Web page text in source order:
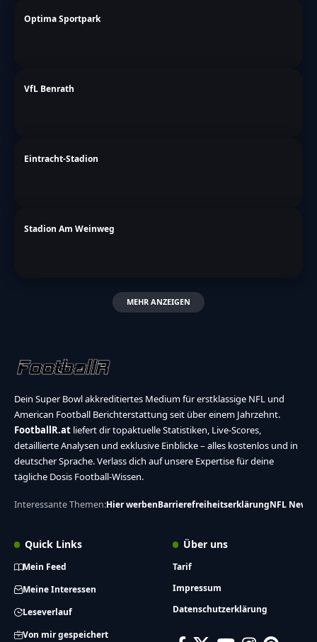
Optima Sportpark
VfL Benrath
Eintracht-Stadion
Stadion Am Weinweg
MEHR ANZEIGEN
Dein Super Bowl akkreditiertes Medium für erstklassige NFL und
American Football Berichterstattung seit über einem Jahrzehnt.
FootballR.at liefert dir topaktuelle Statistiken, Live-Scores,
detaillierte Analysen und exklusive Einblicke – alles kostenlos und in
deutscher Sprache. Verlass dich auf unsere Expertise für deine
tägliche Dosis Football-Wissen.
Interessante Themen:Hier werbenBarrierefreiheitserklärungNFL News
Quick Links
Mein Feed
Meine Interessen
Leseverlauf
Von mir gespeichert
Über uns
Tarif
Impressum
Datenschutzerklärung